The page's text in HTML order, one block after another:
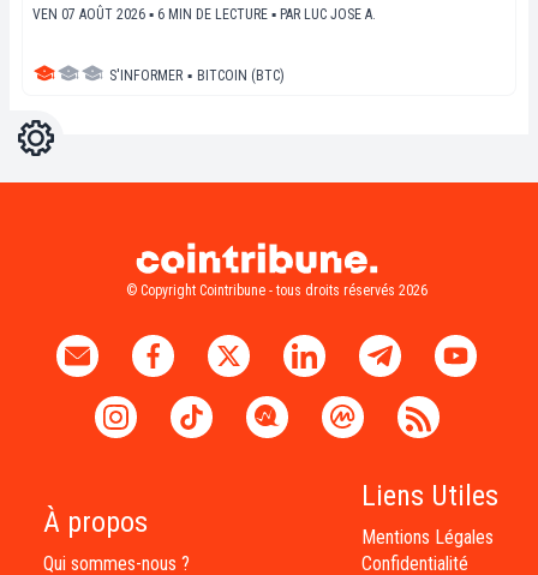
VEN 07 AOÛT 2026 ▪ 6 MIN DE LECTURE ▪ PAR LUC JOSE A.
S'INFORMER ▪ BITCOIN (BTC)
Réglages
© Copyright Cointribune - tous droits réservés 2026
À propos
Qui sommes-nous ?
Liens Utiles
Mentions Légales
Confidentialité